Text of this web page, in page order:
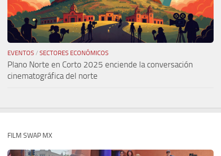
EVENTOS / SECTORES ECONÓMICOS
Plano Norte en Corto 2025 enciende la conversación
cinematográfica del norte
FILM SWAP MX